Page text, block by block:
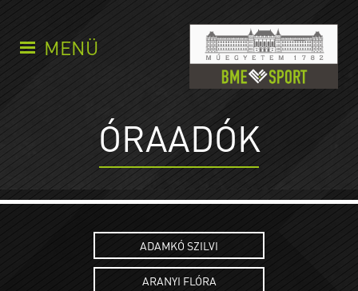
MENÜ
ÓRAADÓK
ADAMKÓ SZILVI
ARANYI FLÓRA